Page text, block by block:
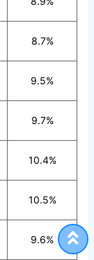
8.7%
9.5%
9.7%
10.4%
10.5%
9.6%